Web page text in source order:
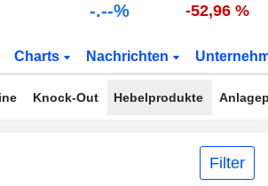
-.--% -52,96 %
Charts Nachrichten
Knock-Out Hebelprodukte
Filter